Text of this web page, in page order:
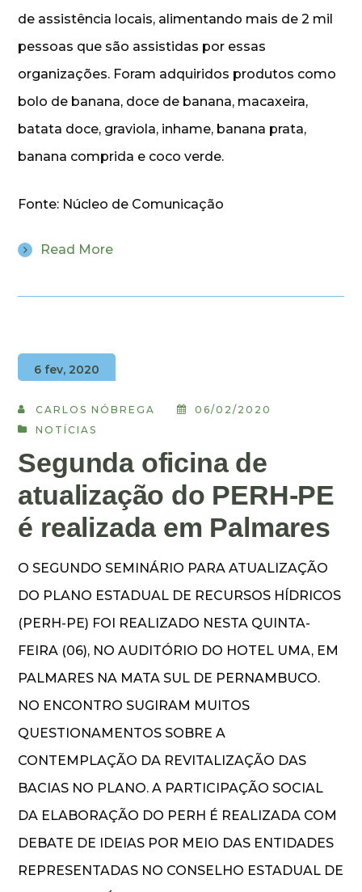
de assistência locais, alimentando mais de 2 mil
pessoas que são assistidas por essas
organizações. Foram adquiridos produtos como
bolo de banana, doce de banana, macaxeira,
batata doce, graviola, inhame, banana prata,
banana comprida e coco verde.
Fonte: Núcleo de Comunicação
Read More
6 fev, 2020
CARLOS NÓBREGA
06/02/2020
NOTÍCIAS
Segunda oficina de
atualização do PERH-PE
é realizada em Palmares
O SEGUNDO SEMINÁRIO PARA ATUALIZAÇÃO
DO PLANO ESTADUAL DE RECURSOS HÍDRICOS
(PERH-PE) FOI REALIZADO NESTA QUINTA-
FEIRA (06), NO AUDITÓRIO DO HOTEL UMA, EM
PALMARES NA MATA SUL DE PERNAMBUCO.
NO ENCONTRO SUGIRAM MUITOS
QUESTIONAMENTOS SOBRE A
CONTEMPLAÇÃO DA REVITALIZAÇÃO DAS
BACIAS NO PLANO. A PARTICIPAÇÃO SOCIAL
DA ELABORAÇÃO DO PERH É REALIZADA COM
DEBATE DE IDEIAS POR MEIO DAS ENTIDADES
REPRESENTADAS NO CONSELHO ESTADUAL DE